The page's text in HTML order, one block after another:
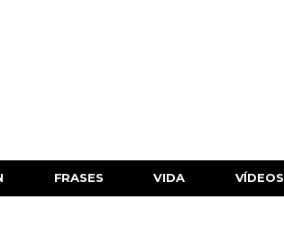
FRASES VIDA VÍDEOS